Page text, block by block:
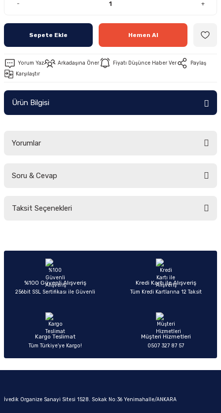
- +
Sepete Ekle Hemen Al
Yorum Yaz Arkadaşına Öner Fiyatı Düşünce Haber Ver
Paylaş
Karşılaştır
Ürün Bilgisi
Yorumlar
Soru & Cevap
Taksit Seçenekleri
%100 Güvenli Alışveriş
256bit SSL Sertifikası ile Güvenli
Kredi Kartı ile Alışveriş
Tüm Kredi Kartlarına 12 Taksit
Kargo Teslimat
Tüm Türkiye’ye Kargo!
Müşteri Hizmetleri
0507 327 87 57
İvedik Organize Sanayi Sitesi 1528. Sokak No:36 Yenimahalle/ANKARA